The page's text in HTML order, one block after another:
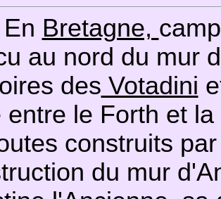
Bretagne,
au nord du mur
des Votadini
entre le Forth et
construits
du mur